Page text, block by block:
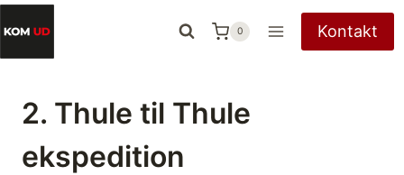
Fortsæt
til
indhold
0 Kontakt
2. Thule til Thule
ekspedition